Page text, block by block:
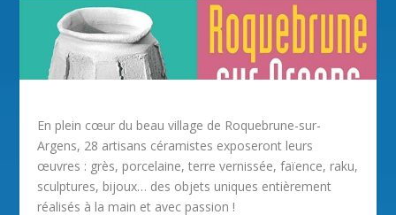
En plein cœur du beau village de Roquebrune-sur-
Argens, 28 artisans céramistes exposeront leurs
œuvres : grès, porcelaine, terre vernissée, faïence, raku,
sculptures, bijoux… des objets uniques entièrement
réalisés à la main et avec passion !